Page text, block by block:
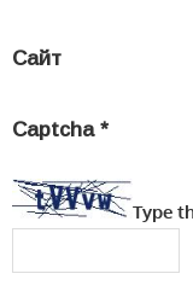
Сайт
Captcha *
Type